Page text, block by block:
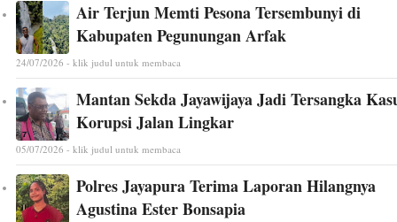
Air Terjun Memti Pesona Tersembunyi di
Kabupaten Pegunungan Arfak
24/07/2026 - klik judul untuk membaca
Mantan Sekda Jayawijaya Jadi Tersangka
Korupsi Jalan Lingkar
05/07/2026 - klik judul untuk membaca
Polres Jayapura Terima Laporan Hilangnya
Agustina Ester Bonsapia